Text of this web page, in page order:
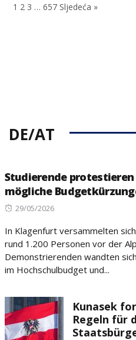
1 2 3 … 657 Sljedeća »
DE/AT
Studierende
mögliche
Posted
29/05/2026
In Klagenfurt versammelten
rund 1.200 Personen vor der
Demonstrierenden wandten
im Hochschulbudget und...
Kunasek
Regeln für